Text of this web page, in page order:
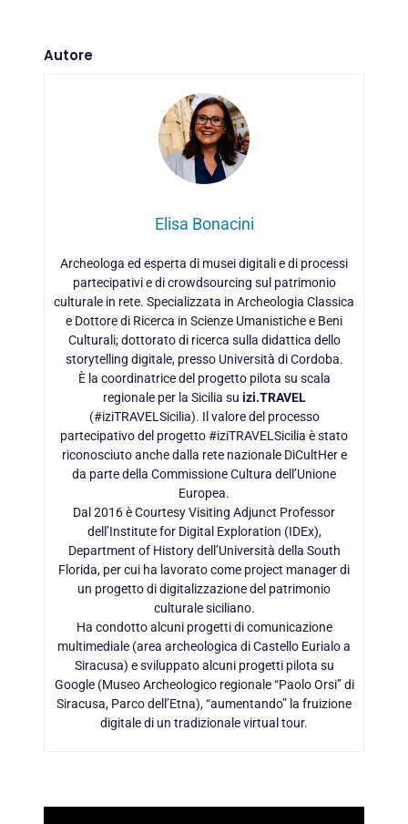
Autore
Elisa Bonacini
Archeologa ed esperta di musei digitali e di processi
partecipativi e di crowdsourcing sul patrimonio
culturale in rete. Specializzata in Archeologia Classica
e Dottore di Ricerca in Scienze Umanistiche e Beni
Culturali; dottorato di ricerca sulla didattica dello
storytelling digitale, presso Università di Cordoba.
È la coordinatrice del progetto pilota su scala
regionale per la Sicilia su izi.TRAVEL
(#iziTRAVELSicilia). Il valore del processo
partecipativo del progetto #iziTRAVELSicilia è stato
riconosciuto anche dalla rete nazionale DiCultHer e
da parte della Commissione Cultura dell’Unione
Europea.
Dal 2016 è Courtesy Visiting Adjunct Professor
dell’Institute for Digital Exploration (IDEx),
Department of History dell’Università della South
Florida, per cui ha lavorato come project manager di
un progetto di digitalizzazione del patrimonio
culturale siciliano.
Ha condotto alcuni progetti di comunicazione
multimediale (area archeologica di Castello Eurialo a
Siracusa) e sviluppato alcuni progetti pilota su
Google (Museo Archeologico regionale “Paolo Orsi” di
Siracusa, Parco dell’Etna), “aumentando” la fruizione
digitale di un tradizionale virtual tour.